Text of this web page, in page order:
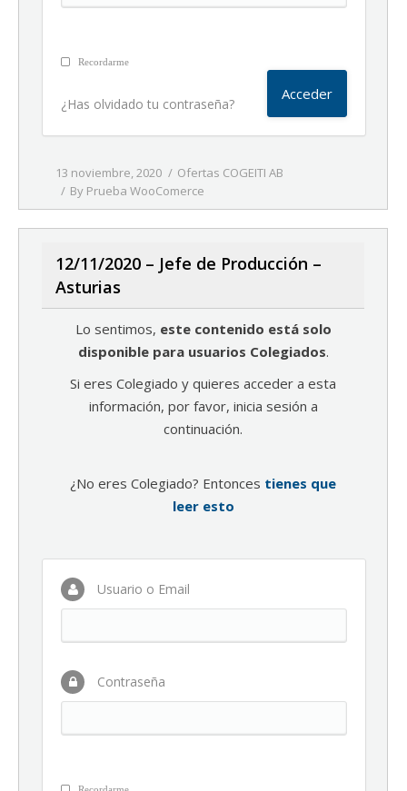
Recordarme
¿Has olvidado tu contraseña?
13 noviembre, 2020
Ofertas COGEITI AB
By Prueba WooComerce
12/11/2020 – Jefe de Producción –
Asturias
Lo sentimos, este contenido está solo
disponible para usuarios Colegiados.
Si eres Colegiado y quieres acceder a esta
información, por favor, inicia sesión a
continuación.
¿No eres Colegiado? Entonces tienes que
leer esto
Usuario o Email
Contraseña